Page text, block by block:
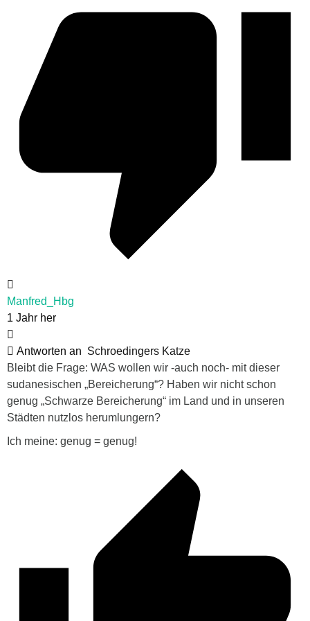
Manfred_Hbg
1 Jahr her
Antworten an Schroedingers Katze
Bleibt die Frage: WAS wollen wir -auch noch- mit dieser
sudanesischen „Bereicherung“? Haben wir nicht schon
genug „Schwarze Bereicherung“ im Land und in unseren
Städten nutzlos herumlungern?
Ich meine: genug = genug!